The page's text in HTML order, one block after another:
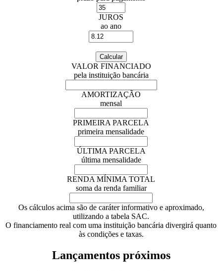
JUROS
ao ano
VALOR FINANCIADO
pela instituição bancária
AMORTIZAÇÃO
mensal
PRIMEIRA PARCELA
primeira mensalidade
ÚLTIMA PARCELA
última mensalidade
RENDA MÍNIMA TOTAL
soma da renda familiar
Os cálculos acima são de caráter informativo e aproximado,
utilizando a tabela SAC.
O financiamento real com uma instituição bancária divergirá quanto
às condições e taxas.
Lançamentos próximos